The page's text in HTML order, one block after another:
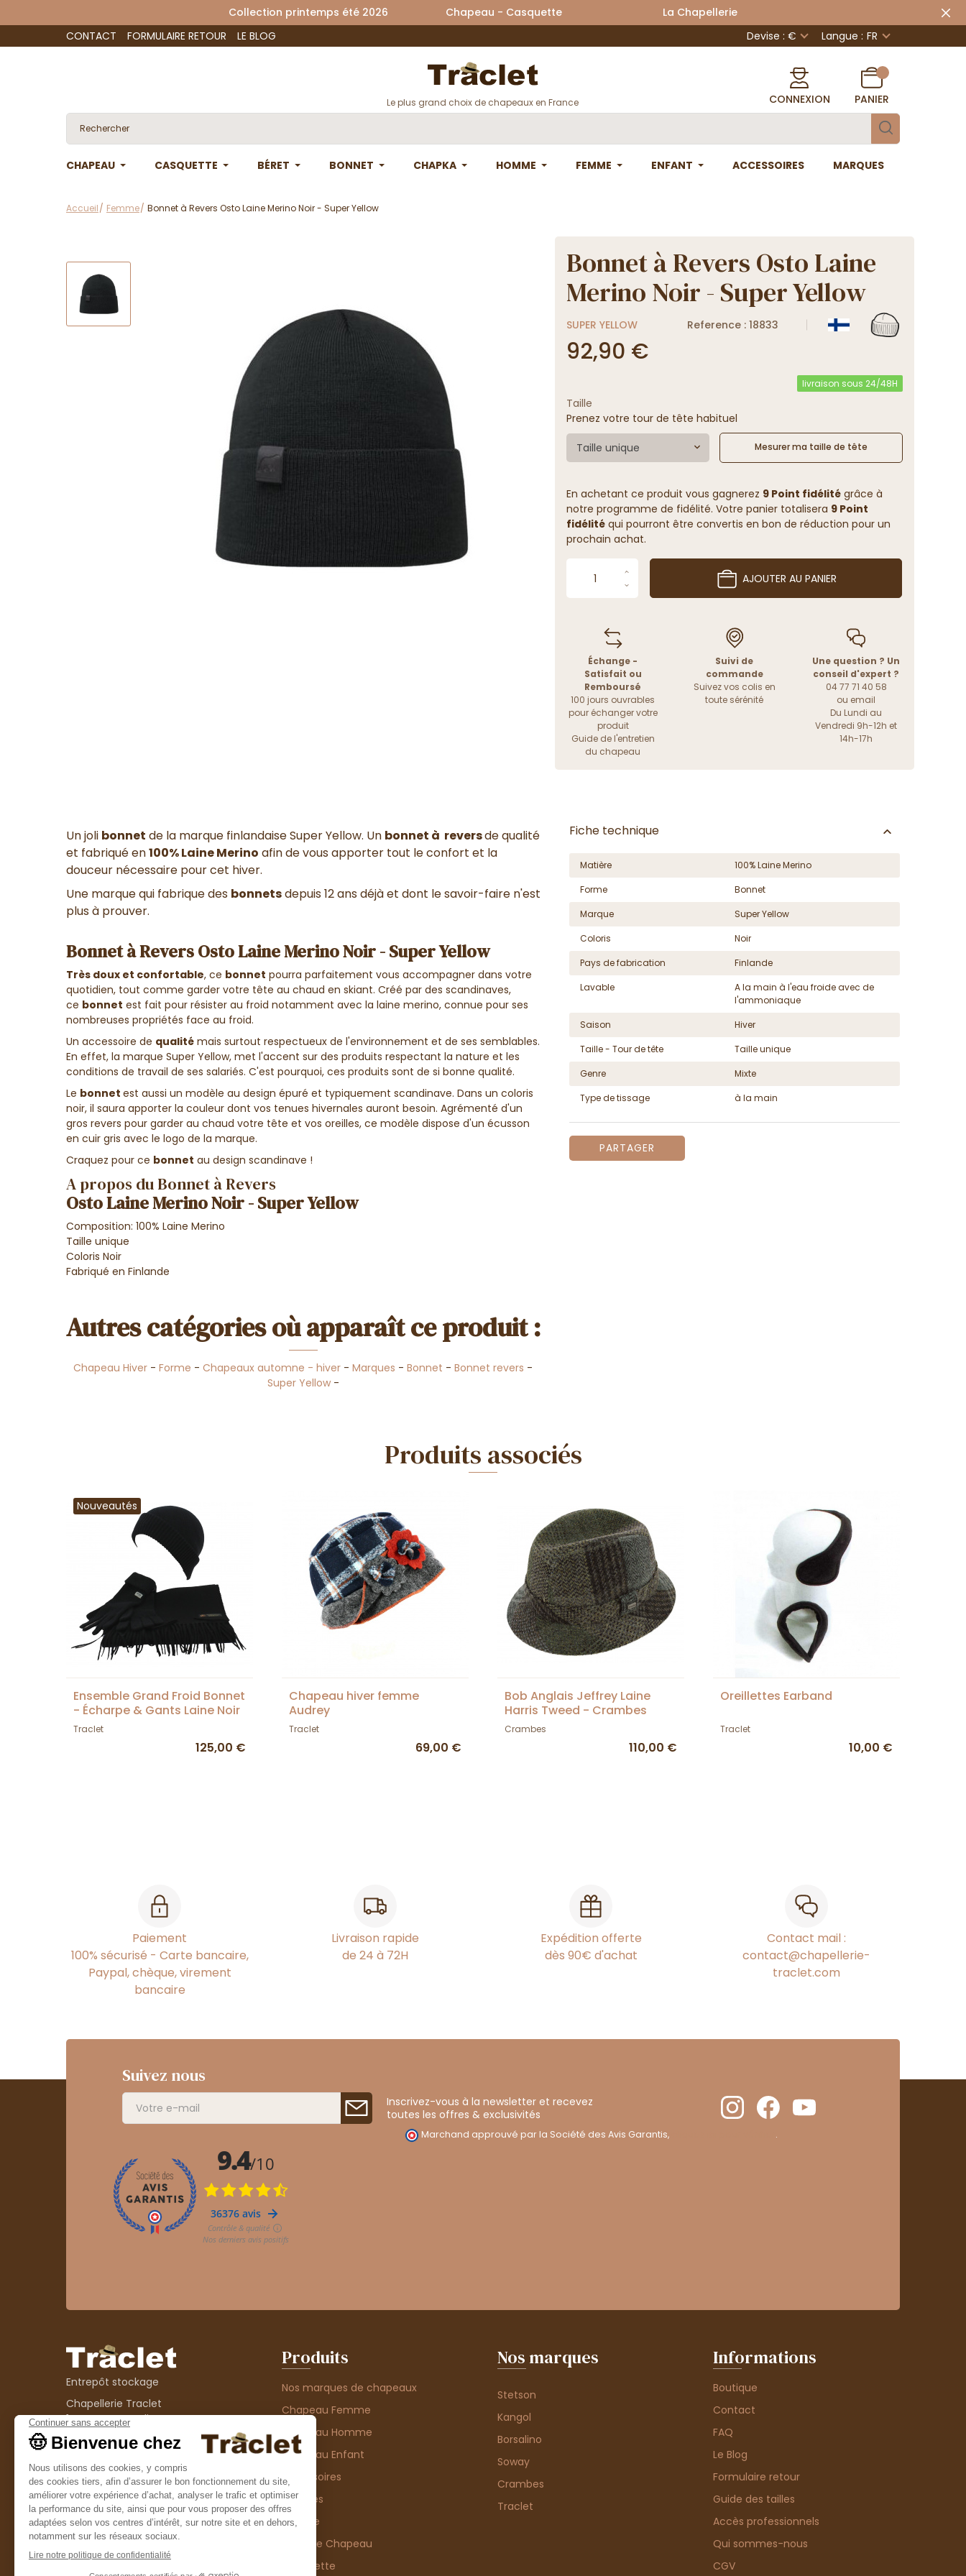
Collection printemps été 2026 Chapeau - Casquette La Chapellerie
CONTACT
FORMULAIRE RETOUR LE BLOG Devise : € Langue : FR
Le plus grand choix de chapeaux en France CONNEXION PANIER
CHAPEAU CASQUETTE BÉRET BONNET CHAPKA HOMME FEMME ENFANT ACCESSOIRES MARQUES
Accueil Femme Bonnet à Revers Osto Laine Merino Noir - Super Yellow
Bonnet à Revers Osto Laine
Merino Noir - Super Yellow
SUPER YELLOW Reference : 18833
92,90 €
livraison sous 24/48H
Taille
Prenez votre tour de tête habituel
Taille unique Mesurer ma taille de tête
En achetant ce produit vous gagnerez 9 Point fidélitégrâce à
notre programme de fidélité. Votre panier totalisera 9 Point
fidélitéqui pourront être convertis en bon de réduction pour un
prochain achat.
AJOUTER AU PANIER
Échange -
Satisfait ou
Remboursé
100 jours ouvrables
pour échanger votre
produit
Guide de l'entretien
du chapeau
Suivi de
commande
Suivez vos colis en
toute sérénité
Une question ? Un
conseil d'expert ?
04 77 71 40 58
ou email
Du Lundi au
Vendredi 9h-12h et
14h-17h
Un joli bonnet de la marque finlandaise Super Yellow. Un bonnet à reversde qualité
et fabriqué en100% Laine Merino afin de vous apporter tout le confort et la
douceur nécessaire pour cet hiver.
Une marque qui fabrique des bonnetsdepuis 12 ans déjà et dont le savoir-faire n'est
plus à prouver.
Bonnet à Revers Osto Laine Merino Noir - Super Yellow
Très doux et confortable, ce bonnet pourra parfaitement vous accompagner dans votre
quotidien, tout comme garder votre tête au chaud en skiant. Créé par des scandinaves,
ce bonnet est fait pour résister au froid notamment avec la laine merino, connue pour ses
nombreuses propriétés face au froid.
Un accessoire de qualité mais surtout respectueux de l'environnement et de ses semblables.
En effet, la marque Super Yellow, met l'accent sur des produits respectant la nature et les
conditions de travail de ses salariés. C'est pourquoi, ces produits sont de si bonne qualité.
Le bonnet est aussi un modèle au design épuré et typiquement scandinave. Dans un coloris
noir, il saura apporter la couleur dont vos tenues hivernales auront besoin. Agrémenté d'un
gros revers pour garder au chaud votre tête et vos oreilles, ce modèle dispose d'un écusson
en cuir gris avec le logo de la marque.
Craquez pour ce bonnet au design scandinave !
A propos du Bonnet à Revers
Osto Laine Merino Noir - Super Yellow
Composition: 100% Laine Merino
Taille unique
Coloris Noir
Fabriqué en Finlande
Autres catégories où apparaît ce produit :
Chapeau Hiver -Forme -Chapeaux automne - hiver -Marques -Bonnet -Bonnet revers -
Super Yellow -
Fiche technique
Matière
100% Laine Merino
Forme
Bonnet
Marque
Super Yellow
Coloris
Noir
Pays de fabrication
Finlande
Lavable
A la main à l'eau froide avec de
l'ammoniaque
Saison
Hiver
Taille - Tour de tête
Taille unique
Genre
Mixte
Type de tissage
à la main
PARTAGER
Produits associés
Nouveautés
Ensemble Grand Froid Bonnet
- Écharpe & Gants Laine Noir
- Traclet
Traclet
125,00 €
Chapeau hiver femme
Audrey
Traclet
69,00 €
Bob Anglais Jeffrey Laine
Harris Tweed - Crambes
Crambes
110,00 €
Oreillettes Earband
Traclet
10,00 €
Paiement
100% sécurisé - Carte bancaire,
Paypal, chèque, virement
bancaire
Livraison rapide
de 24 à 72H
Expédition offerte
dès 90€ d'achat
Contact mail :
contact@chapellerie-
traclet.com
Suivez nous
Inscrivez-vous à la newsletter et recevez
toutes les offres & exclusivités
Marchand approuvé par la Société des Avis Garantis, .
Entrepôt stockage
Chapellerie Traclet
14 Impasse Bardin
42300 Roanne
contact@chapellerie-traclet.com
Boutique
Chapellerie Traclet
4 rue de Cadore
42300 Roanne
Produits
Nos marques de chapeaux
Chapeau Femme
Chapeau Homme
Chapeau Enfant
Accessoires
Thèmes
Matière
Type de Chapeau
Casquette
Nos marques
Stetson
Kangol
Borsalino
Soway
Crambes
Traclet
Informations
Boutique
Contact
FAQ
Le Blog
Formulaire retour
Guide des tailles
Accès professionnels
Qui sommes-nous
CGV